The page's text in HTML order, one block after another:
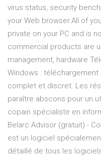
virus status, security
your Web browser.All of
private on your PC and is
commercial products are
management, hardware
Windows : téléchargement
complet et discret. Les
paraître abscons pour un
copain spécialiste en
Belarc Advisor (gratuit) -
est un logiciel
détaillé de tous les